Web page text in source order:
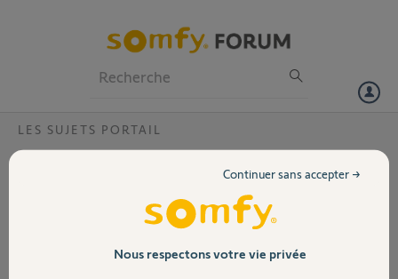
Volet
LES SUJETS PORTAIL
Alexa ne détecte pas mon portail SGS
Bonjour,
je possède un kit de connectivité (tahoma
mini).
Nous respectons votre vie privée
Continuer sans accepter →